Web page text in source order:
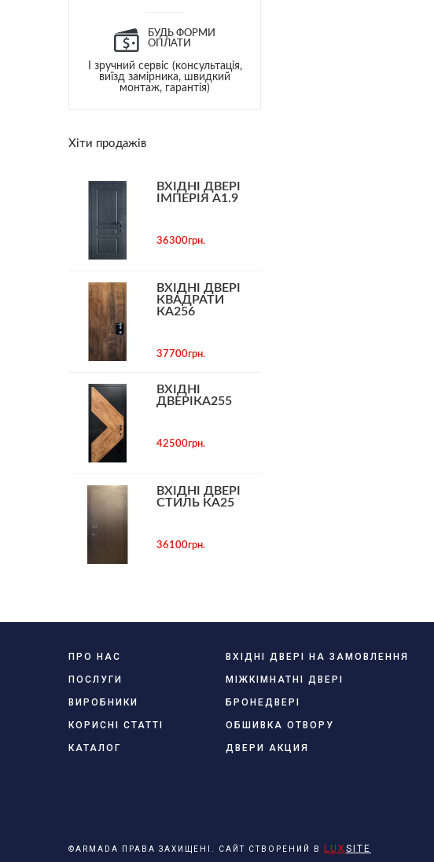
БУДЬ ФОРМИ
ОПЛАТИ
І зручний сервіс (консультація,
виїзд замірника, швидкий
монтаж, гарантія)
Хіти продажів
ВХІДНІ ДВЕРІ
ІМПЕРІЯ А1.9
36300грн.
ВХІДНІ ДВЕРІ
КВАДРАТИ
КА256
37700грн.
ВХІДНІ
ДВЕРІКА255
42500грн.
ВХІДНІ ДВЕРІ
СТИЛЬ КА25
36100грн.
ПРО НАС
ПОСЛУГИ
ВИРОБНИКИ
КОРИСНІ СТАТТІ
КАТАЛОГ
ВХІДНІ ДВЕРІ НА ЗАМОВЛЕННЯ
МІЖКІМНАТНІ ДВЕРІ
БРОНЕДВЕРІ
ОБШИВКА ОТВОРУ
ДВЕРИ АКЦИЯ
©ARMADA ПРАВА ЗАХИЩЕНІ. САЙТ СТВОРЕНИЙ В LUX SITE